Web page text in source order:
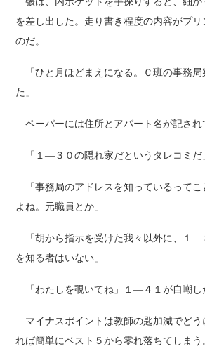
を差し出した。走り書き程度の内容がプ
のだ。
「ひと月ほどまえになる。Ｃ班の事務局
た」
ペーパーには住所とアパート名が記され
「１―３０の隠れ家だというタレコミだ
「事務局のアドレスを知っているって
よね。元職員とか」
「胡から指示を受けた我々以外に、１―
を知る者はいない」
「わたしを覗いてね」１―４１が自嘲し
マイナスポイントは教師の匙加減でど
れば簡単にベスト５から零れ落ちてしま